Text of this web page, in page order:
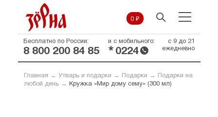
0 ₽
Бесплатно по России:
8 800 200 84 85
и с мобильного:
* 0224
с 9 до 21
ежедневно
Главная → Утварь и подарки → Подарки →
Подарки на
любой день→ Кружка «Мир дому сему» (300 мл)